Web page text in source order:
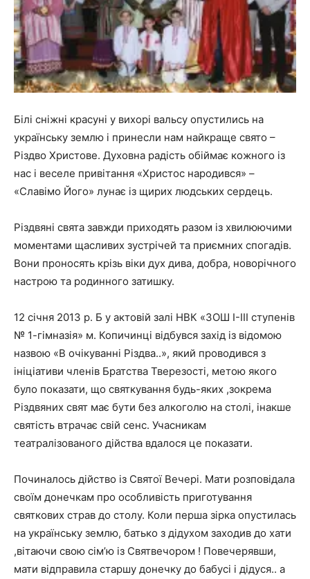
Білі сніжні красуні у вихорі вальсу опустились на
українську землю і принесли нам найкраще свято –
Різдво Христове. Духовна радість обіймає кожного із
нас і веселе привітання «Христос народився» –
«Славімо Його» лунає із щирих людських сердець.
Різдвяні свята завжди приходять разом із хвилюючими
моментами щасливих зустрічей та приємних спогадів.
Вони проносять крізь віки дух дива, добра, новорічного
настрою та родинного затишку.
12 січня 2013 р. Б у актовій залі НВК «ЗОШ І-ІІІ ступенів
№ 1-гімназія» м. Копичинці відбувся захід із відомою
назвою «В очікуванні Різдва..», який проводився з
ініціативи членів Братства Тверезості, метою якого
було показати, що святкування будь-яких ,зокрема
Різдвяних свят має бути без алкоголю на столі, інакше
святість втрачає свій сенс. Учасникам
театралізованого дійства вдалося це показати.
Починалось дійство із Святої Вечері. Мати розповідала
своїм донечкам про особливість приготування
святкових страв до столу. Коли перша зірка опустилась
на українську землю, батько з дідухом заходив до хати
,вітаючи свою сім’ю із Святвечором ! Повечерявши,
мати відправила старшу донечку до бабусі і дідуся.. а